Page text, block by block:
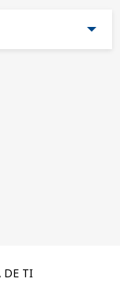
DE TI